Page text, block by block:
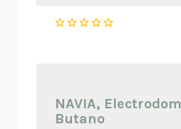
NAVIA,
Butano